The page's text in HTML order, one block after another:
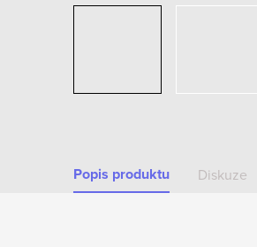
Popis produktu Diskuze